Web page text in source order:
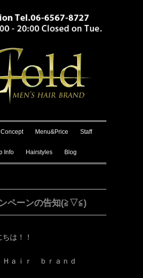
Concept Menu&Price Staff
Info Hairstyles Blog
ペーンの告知(≧▽≦)
は！！
ａｉｒ ｂｒａｎｄ